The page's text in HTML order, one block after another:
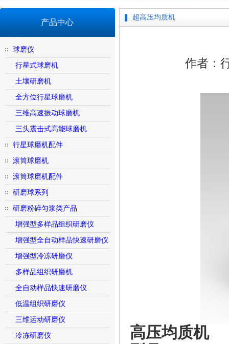
产品中心
球磨仪
行星式球磨机
土壤研磨机
全方位行星球磨机
三维高速振动球磨机
三头震击式高能球磨机
行星球磨机配件
滚筒球磨机
滚筒球磨机配件
研磨球系列
研磨粉碎匀浆类产品
增强型多样品组织研磨仪
增强型全自动样品快速研磨仪
增强型冷冻研磨仪
多样品组织研磨机
全自动样品快速研磨仪
低温组织研磨仪
三维运动研磨仪
冷冻研磨仪
超高压均质机
作者：
高压均质机